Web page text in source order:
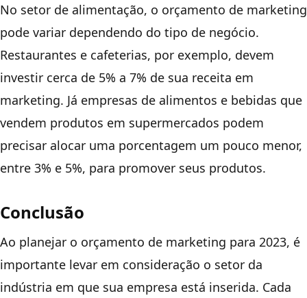
No setor de alimentação, o orçamento de marketing
pode variar dependendo do tipo de negócio.
Restaurantes e cafeterias, por exemplo, devem
investir cerca de 5% a 7% de sua receita em
marketing. Já empresas de alimentos e bebidas que
vendem produtos em supermercados podem
precisar alocar uma porcentagem um pouco menor,
entre 3% e 5%, para promover seus produtos.
Conclusão
Ao planejar o orçamento de marketing para 2023, é
importante levar em consideração o setor da
indústria em que sua empresa está inserida. Cada